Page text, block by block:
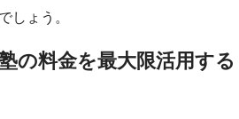
しょう。
の料金を最大限活用する